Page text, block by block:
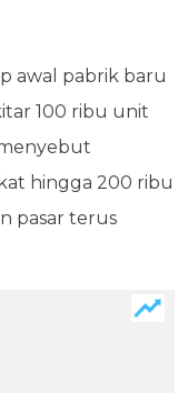
awal pabrik baru
100 ribu unit
hingga 200 ribu
pasar terus